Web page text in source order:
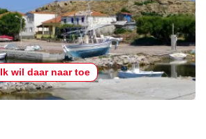
Ik wil daar naar toe